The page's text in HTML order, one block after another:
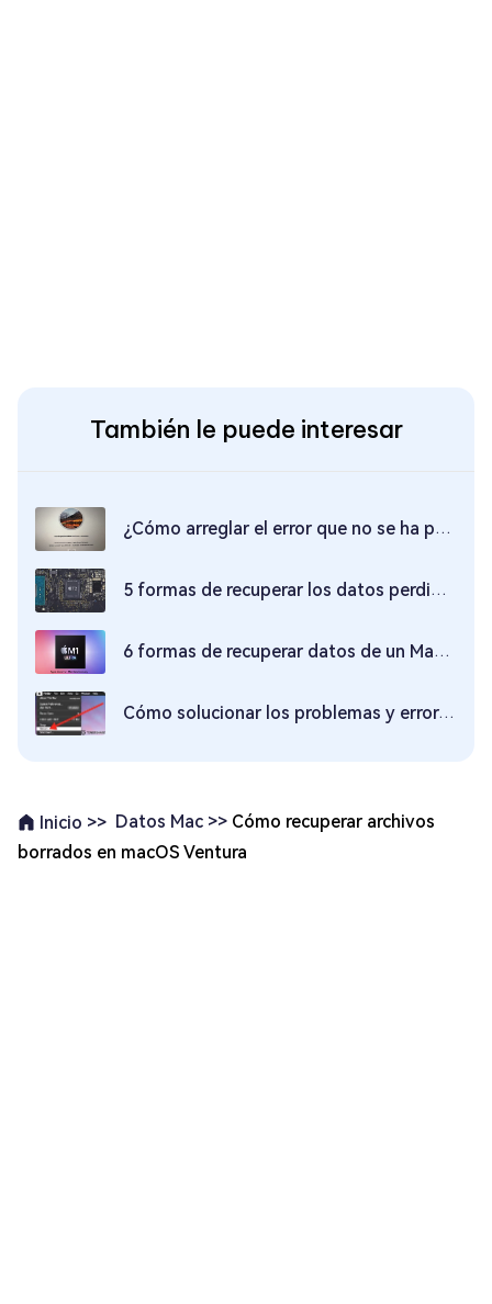
También le puede interesar
¿Cómo arreglar el error que no se ha podido instalar macOS en el ordenador?
5 formas de recuperar los datos perdidos/borrados del MacBook Pro/Air protegido por T2
6 formas de recuperar datos de un Mac con chip M1
Cómo solucionar los problemas y errores de MacOS Catalina
Inicio >> Datos Mac >> Cómo recuperar archivos
borrados en macOS Ventura